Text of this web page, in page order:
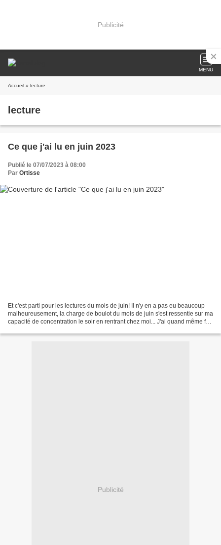
Publicité
MENU
Accueil » lecture
lecture
Ce que j'ai lu en juin 2023
Publié le 07/07/2023 à 08:00
Par Ortisse
Et c'est parti pour les lectures du mois de juin! Il n'y en a pas eu beaucoup
malheureusement, la charge de boulot du mois de juin s'est ressentie sur ma
capacité de concentration le soir en rentrant chez moi... J'ai quand même fait
Publicité